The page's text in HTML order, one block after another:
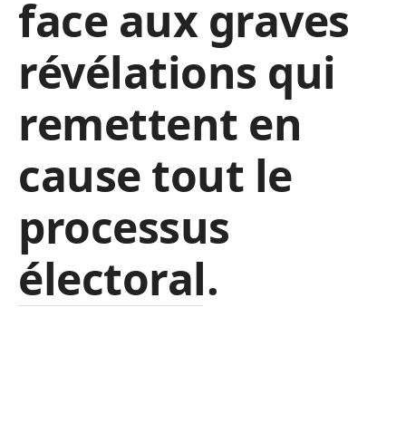
face aux graves
révélations qui
remettent en
cause tout le
processus
électoral.